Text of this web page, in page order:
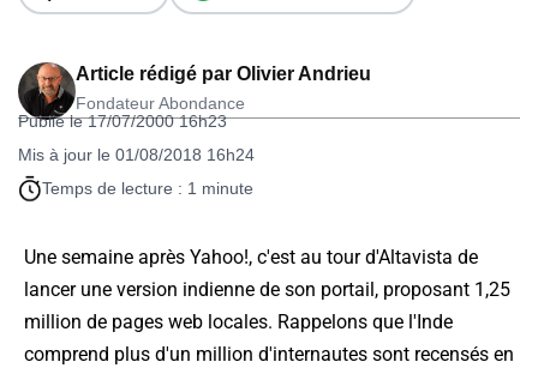
Article rédigé par Olivier Andrieu
Fondateur Abondance
Publié le 17/07/2000 16h23
Mis à jour le 01/08/2018 16h24
Temps de lecture : 1 minute
Une semaine après Yahoo!, c'est au tour d'Altavista de
lancer une version indienne de son portail, proposant 1,25
million de pages web locales. Rappelons que l'Inde
comprend plus d'un million d'internautes sont recensés en